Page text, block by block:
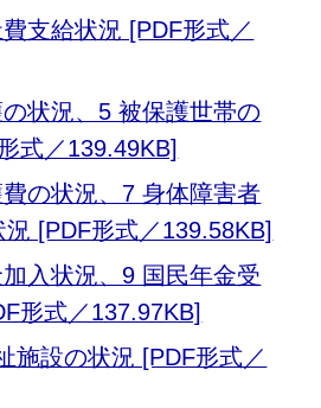
支給状況 [PDF形式／
状況、5 被保護世帯の
式／139.49KB]
の状況、7 身体障害者
[PDF形式／139.58KB]
入状況、9 国民年金受
形式／137.97KB]
施設の状況 [PDF形式／